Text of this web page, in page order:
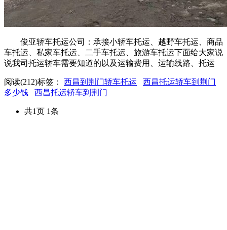
俊亚轿车托运公司：承接小轿车托运、越野车托运、商品
车托运、私家车托运、二手车托运、旅游车托运下面给大家说
说我司托运轿车需要知道的以及运输费用、运输线路、托运
阅读(212)标签： 西昌到荆门轿车托运
西昌托运轿车到荆门
多少钱
西昌托运轿车到荆门
共1页 1条